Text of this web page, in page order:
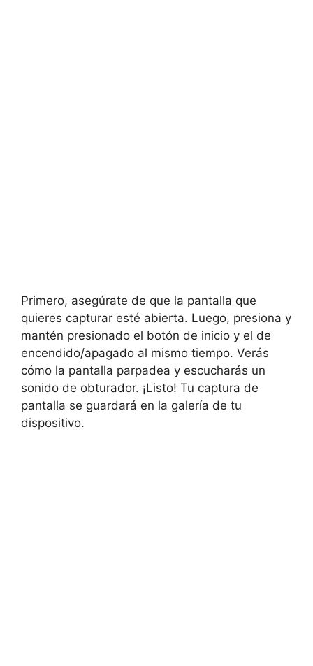
Primero, asegúrate de que la pantalla que
quieres capturar esté abierta. Luego, presiona y
mantén presionado el botón de inicio y el de
encendido/apagado al mismo tiempo. Verás
cómo la pantalla parpadea y escucharás un
sonido de obturador. ¡Listo! Tu captura de
pantalla se guardará en la galería de tu
dispositivo.